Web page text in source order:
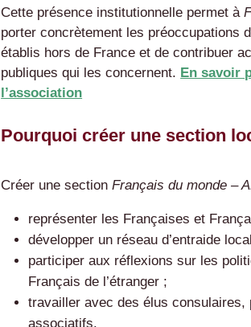
Cette présence institutionnelle permet à
porter concrètement les préoccupations
établis hors de France et de contribuer
publiques qui les concernent. En savoir
l’association
Pourquoi créer une section
Créer une sectionFrançais du monde –
représenter les Françaises et
développer un réseau d’entraide
participer aux réflexions sur les
Français de l’étranger ;
travailler avec des élus consulaires,
associatifs.